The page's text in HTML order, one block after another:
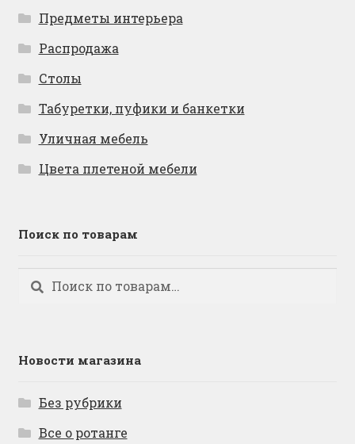
Предметы интерьера
Распродажа
Столы
Табуретки, пуфики и банкетки
Уличная мебель
Цвета плетеной мебели
Поиск по товарам
Искать:
Поиск
Новости магазина
Без рубрики
Все о ротанге